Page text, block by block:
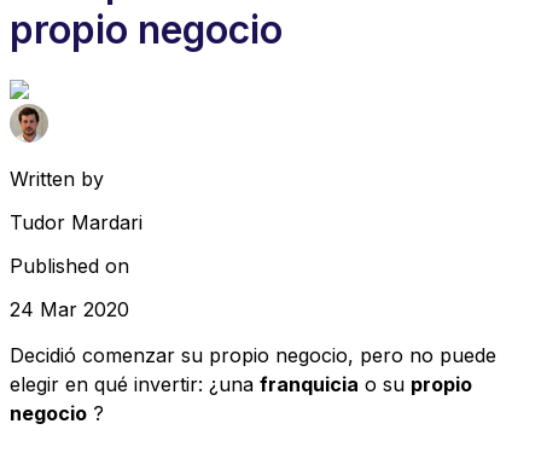
propio negocio
Written by
Tudor Mardari
Published on
24 Mar 2020
Decidió comenzar su propio negocio, pero no puede
elegir en qué invertir: ¿una franquicia o su propio
negocio ?